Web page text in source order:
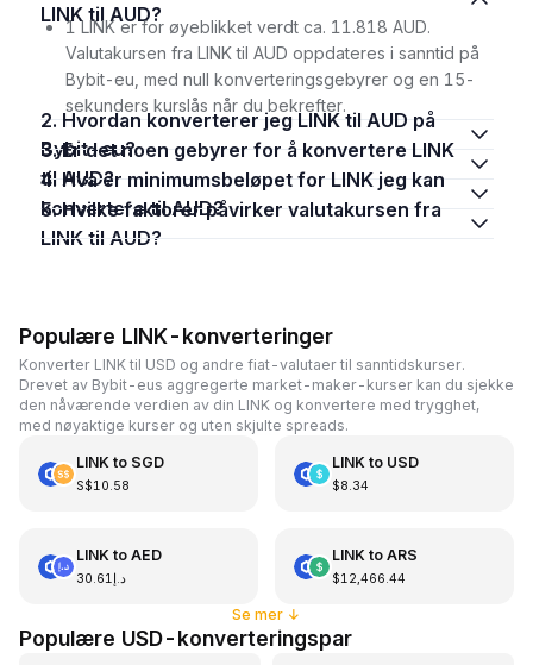
LINK til AUD?
1 LINK er for øyeblikket verdt ca. 11.818 AUD.
Valutakursen fra LINK til AUD oppdateres i sanntid på
Bybit-eu, med null konverteringsgebyrer og en 15-
sekunders kurslås når du bekrefter.
2. Hvordan konverterer jeg LINK til AUD på
Bybit-eu?
3. Er det noen gebyrer for å konvertere LINK
til AUD?
4. Hva er minimumsbeløpet for LINK jeg kan
konvertere til AUD?
5. Hvilke faktorer påvirker valutakursen fra
LINK til AUD?
Populære LINK-konverteringer
Konverter LINK til USD og andre fiat-valutaer til sanntidskurser.
Drevet av Bybit-eus aggregerte market-maker-kurser kan du sjekke
den nåværende verdien av din LINK og konvertere med trygghet,
med nøyaktige kurser og uten skjulte spreads.
LINKto SGD
S$10.58
LINKto USD
$8.34
LINKto AED
د.إ30.61
LINKto ARS
$12,466.44
Se mer ↓
Populære USD-konverteringspar